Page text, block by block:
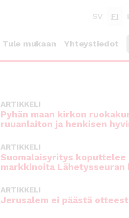
SV FI
Tule mukaan Yhteystiedot
ARTIKKELI
Pyhän maan kirkon
ruuanlaiton ja henkisen
ARTIKKELI
Suomalaisyritys koputtelee
markkinoita Lähetysseuran
ARTIKKELI
Jerusalem ei päästä